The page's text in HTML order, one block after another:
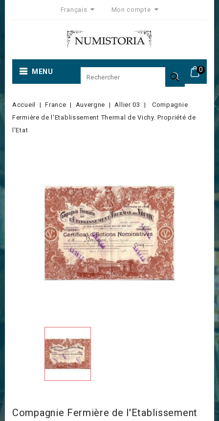
Français Mon compte
0
MENU 
Accueil France Auvergne Allier 03
Compagnie
Fermière de l'Etablissement Thermal de Vichy. Propriété de
l'Etat
Compagnie Fermière de l'Etablissement